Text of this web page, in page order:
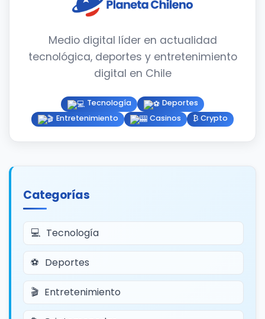
Medio digital líder en actualidad
tecnológica, deportes y entretenimiento
digital en Chile
Tecnología
Deportes
Entretenimiento
Casinos ₿ Crypto
Categorías
Tecnología
Deportes
Entretenimiento